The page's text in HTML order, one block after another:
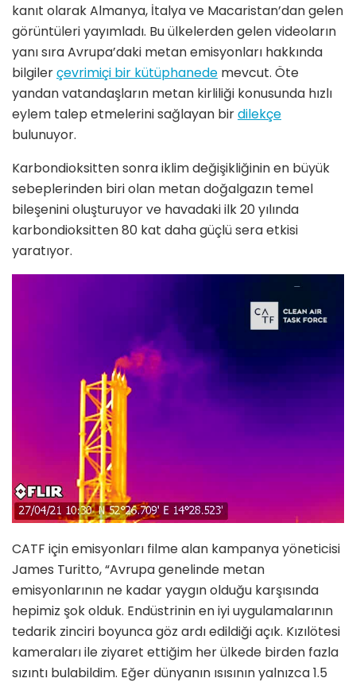
kanıt olarak Almanya, İtalya ve Macaristan’dan gelen
görüntüleri yayımladı. Bu ülkelerden gelen videoların
yanı sıra Avrupa’daki metan emisyonları hakkında
bilgilerçevrimiçi bir kütüphanede mevcut. Öte
yandan vatandaşların metan kirliliği konusunda hızlı
eylem talep etmelerini sağlayan birdilekçe
bulunuyor.
Karbondioksitten sonra iklim değişikliğinin en büyük
sebeplerinden biri olan metan doğalgazın temel
bileşenini oluşturuyor ve havadaki ilk 20 yılında
karbondioksitten 80 kat daha güçlü sera etkisi
yaratıyor.
CATF için emisyonları filme alan kampanya yöneticisi
James Turitto, “Avrupa genelinde metan
emisyonlarının ne kadar yaygın olduğu karşısında
hepimiz şok olduk. Endüstrinin en iyi uygulamalarının
tedarik zinciri boyunca göz ardı edildiği açık. Kızılötesi
kameraları ile ziyaret ettiğim her ülkede birden fazla
sızıntı bulabildim. Eğer dünyanın ısısının yalnızca 1.5